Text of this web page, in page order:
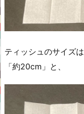
ティッシュのサイズは
「約20cm」と、